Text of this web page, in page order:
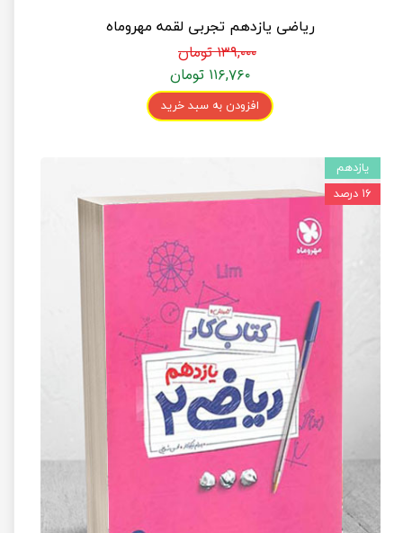
ریاضی یازدهم تجربی لقمه مهروماه
۱۳۹,۰۰۰ تومان
۱۱۶,۷۶۰ تومان
افزودن به سبد خرید
یازدهم
۱۶ درصد